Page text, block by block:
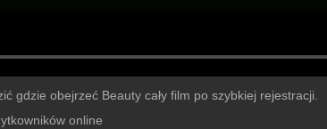
gdzie obejrzeć Beauty cały film po szybkiej rejestracji.
online